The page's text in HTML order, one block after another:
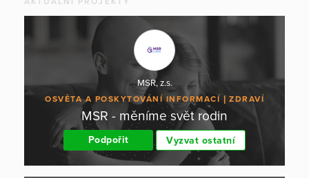
MSR, z.s.
OSVĚTA A POSKYTOVÁNÍ INFORMACÍ ZDRAVÍ
MSR - měníme svět rodin
Podpořit Vyzvat ostatní